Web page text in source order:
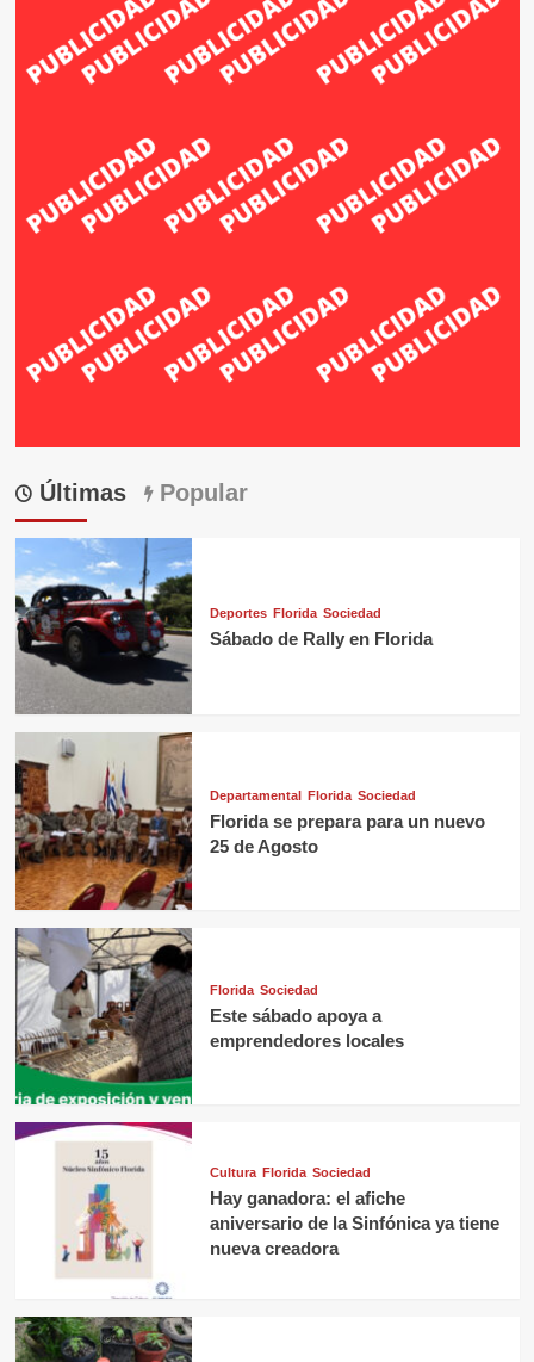
Últimas Popular
Deportes Florida Sociedad
Sábado de Rally en Florida
Departamental Florida Sociedad
Florida se prepara para un nuevo
25 de Agosto
Florida Sociedad
Este sábado apoya a
emprendedores locales
Cultura Florida Sociedad
Hay ganadora: el afiche
aniversario de la Sinfónica ya tiene
nueva creadora